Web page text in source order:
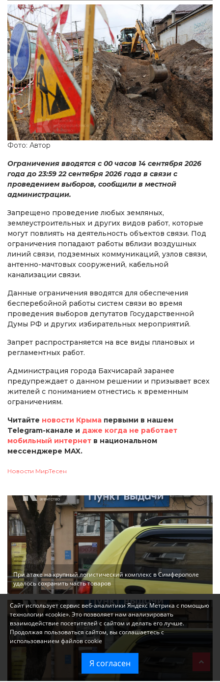
Фото: Автор
Ограничения вводятся с 00 часов 14 сентября 2026
года до 23:59 22 сентября 2026 года в связи с
проведением выборов, сообщили в местной
администрации.
Запрещено проведение любых земляных,
землеустроительных и других видов работ, которые
могут повлиять на деятельность объектов связи. Под
ограничения попадают работы вблизи воздушных
линий связи, подземных коммуникаций, узлов связи,
антенно-мачтовых сооружений, кабельной
канализации связи.
Данные ограничения вводятся для обеспечения
бесперебойной работы систем связи во время
проведения выборов депутатов Государственной
Думы РФ и других избирательных мероприятий.
Запрет распространяется на все виды плановых и
регламентных работ.
Администрация города Бахчисарай заранее
предупреждает о данном решении и призывает всех
жителей с пониманием отнестись к временным
ограничениям.
Читайте новости Крыма первыми в нашем
Telegram-канале и даже когда не работает
мобильный интернет в национальном
мессенджере MAX.
Новости МирТесен
При атаке на крупный логистический комплекс в Симферополе
удалось сохранить часть товаров
Сайт использует сервис веб-аналитики Яндекс Метрика с помощью
технологии «cookie». Это позволяет нам анализировать
взаимодействие посетителей с сайтом и делать его лучше.
Продолжая пользоваться сайтом, вы соглашаетесь с
использованием файлов cookie
Я согласен